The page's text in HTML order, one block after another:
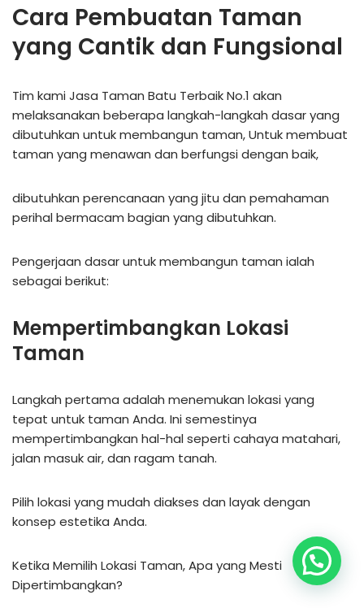
Cara Pembuatan Taman
yang Cantik dan Fungsional
Tim kami Jasa Taman Batu Terbaik No.1 akan
melaksanakan beberapa langkah-langkah dasar yang
dibutuhkan untuk membangun taman, Untuk membuat
taman yang menawan dan berfungsi dengan baik,
dibutuhkan perencanaan yang jitu dan pemahaman
perihal bermacam bagian yang dibutuhkan.
Pengerjaan dasar untuk membangun taman ialah
sebagai berikut:
Mempertimbangkan Lokasi
Taman
Langkah pertama adalah menemukan lokasi yang
tepat untuk taman Anda. Ini semestinya
mempertimbangkan hal-hal seperti cahaya matahari,
jalan masuk air, dan ragam tanah.
Pilih lokasi yang mudah diakses dan layak dengan
konsep estetika Anda.
Ketika Memilih Lokasi Taman, Apa yang Mesti
Dipertimbangkan?